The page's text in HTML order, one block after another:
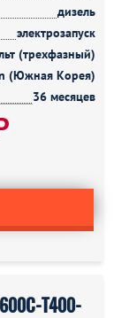
дизель
электрозапуск
(трехфазный)
(Южная Корея)
36 месяцев
Т400-